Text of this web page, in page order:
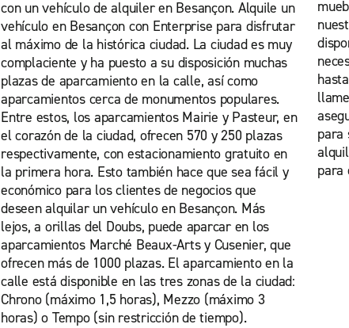
con un vehículo de alquiler en Besançon. Alquile un
vehículo en Besançon con Enterprise para disfrutar
al máximo de la histórica ciudad. La ciudad es muy
complaciente y ha puesto a su disposición muchas
plazas de aparcamiento en la calle, así como
aparcamientos cerca de monumentos populares.
Entre estos, los aparcamientos Mairie y Pasteur, en
el corazón de la ciudad, ofrecen 570 y 250 plazas
respectivamente, con estacionamiento gratuito en
la primera hora. Esto también hace que sea fácil y
económico para los clientes de negocios que
deseen alquilar un vehículo en Besançon. Más
lejos, a orillas del Doubs, puede aparcar en los
aparcamientos Marché Beaux-Arts y Cusenier, que
ofrecen más de 1000 plazas. El aparcamiento en la
calle está disponible en las tres zonas de la ciudad:
Chrono (máximo 1,5 horas), Mezzo (máximo 3
horas) o Tempo (sin restricción de tiempo).
para
para